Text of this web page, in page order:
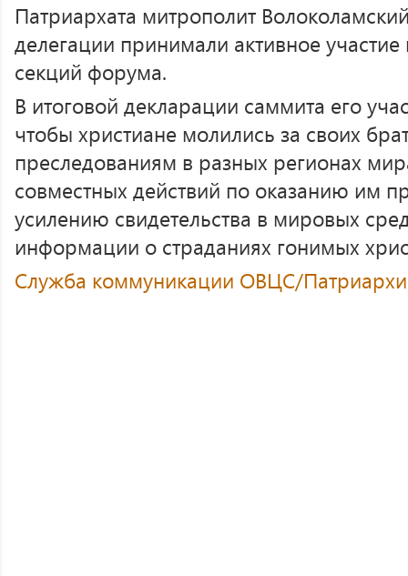
Патриархата митрополит
делегации принимали активное участие
секций форума.
В итоговой декларации саммита его
чтобы христиане молились за своих
преследованиям в разных регионах
совместных действий по оказанию им
усилению свидетельства в мировых
информации о страданиях гонимых
Служба коммуникации ОВЦС/